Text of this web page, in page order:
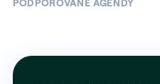
PODPOROVANÉ AGENDY